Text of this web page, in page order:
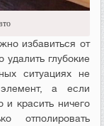
избавиться от
глубокие
ситуациях не
элемент, а если
и красить ничего
отполировать